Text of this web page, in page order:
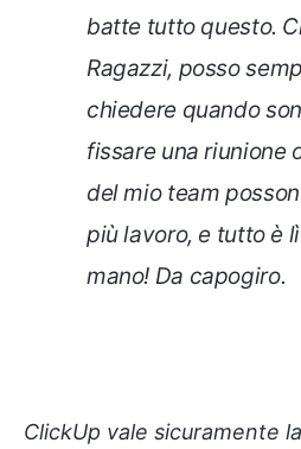
batte tutto questo.
Ragazzi, posso
chiedere quando
fissare una riunione
del mio team
più lavoro, e tutto è
mano! Da capogiro.
ClickUp vale sicuramente